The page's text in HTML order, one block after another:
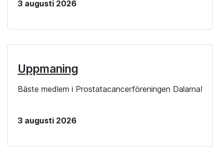
3 augusti 2026
Uppmaning
Bäste medlem i Prostatacancerföreningen Dalarna!
3 augusti 2026